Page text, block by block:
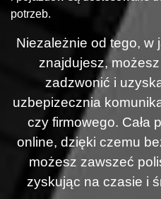
potrzeb.
Niezależnie od tego, w
znajdujesz,
zadzwonić i
uzbepizecznia
czy firmowego. Cała
online, dzięki czemu
możesz zawszeć
zyskując na czasie i